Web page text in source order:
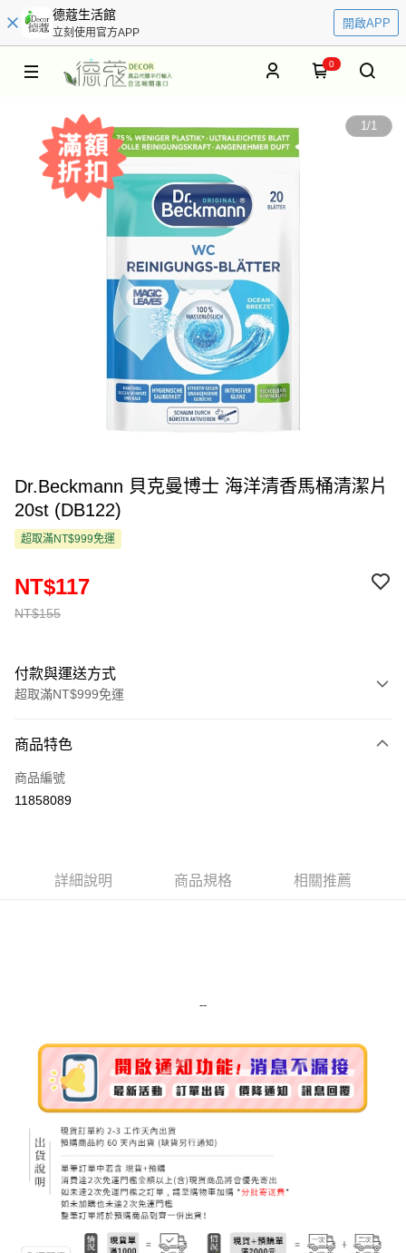
德蔻生活館
立刻使用官方APP
開啟APP
0
1/1
Dr.Beckmann 貝克曼博士 海洋清香馬桶清潔片
20st (DB122)
超取滿NT$999免運
NT$155
NT$117
付款與運送方式
超取滿NT$999免運
信用卡一次付款
超商取貨付款
街口支付
全家取貨付款
每筆NT$80，滿NT$999(含以上)免運費
每筆NT$80，滿NT$999(含以上)免運費
7-11取貨付款
每筆NT$80，滿NT$999(含以上)免運費
7-11純取貨 (先付款
商品特色
商品編號
11858089
詳細說明 商品規格 相關推薦
--